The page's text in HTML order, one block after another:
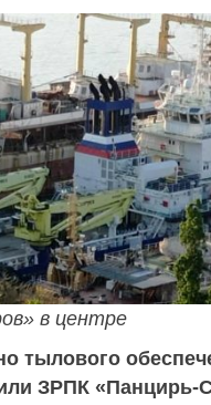
в центре
тылового
ЗРПК «Панцирь-